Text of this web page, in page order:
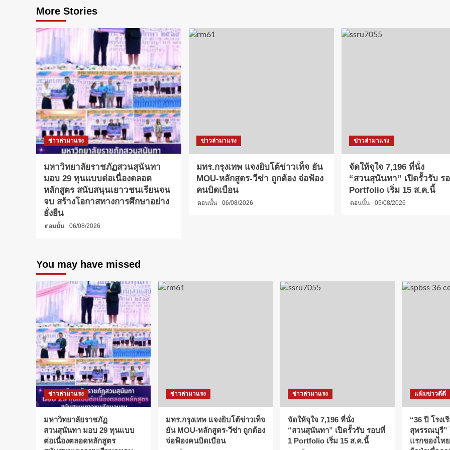
More Stories
ข่าวล่ามาแรง
มหาวิทยาลัยราชภัฏสวนสุนันทา
มอบ 29 ทุนแบบต่อเนื่องตลอด
หลักสูตร สนับสนุนเยาวชนเรียนจน
จบ สร้างโอกาสทางการศึกษาอย่าง
ยั่งยืน
ตอนนั้น 06/08/2026
ข่าวล่ามาแรง
มทร.กรุงเทพ แจงยิบโต้ข่าวเท็จ ยัน
MOU-หลักสูตร-วีซ่า ถูกต้อง จ่อฟ้อง
คนบิดเบือน
ตอนนั้น 06/08/2026
ข่าวล่ามาแรง
จัดให้จุใจ 7,196 ที่นั่ง
“สวนสุนันทา” เปิดรั้วรับ ร
Portfolio เริ่ม 15 ส.ค.นี้
ตอนนั้น 05/08/2026
You may have missed
ข่าวล่ามาแรง
มหาวิทยาลัยราชภัฏ
สวนสุนันทา มอบ 29 ทุนแบบ
ต่อเนื่องตลอดหลักสูตร
ข่าวล่ามาแรง
มทร.กรุงเทพ แจงยิบโต้ข่าวเท็จ
ยัน MOU-หลักสูตร-วีซ่า ถูกต้อง
จ่อฟ้องคนบิดเบือน
ข่าวล่ามาแรง
จัดให้จุใจ 7,196 ที่นั่ง
“สวนสุนันทา” เปิดรั้วรับ รอบที่
1 Portfolio เริ่ม 15 ส.ค.นี้
แฟ้มข่าวดีดี
“36 ปี โรง
สุพรรณบุรี”
แรกของไท